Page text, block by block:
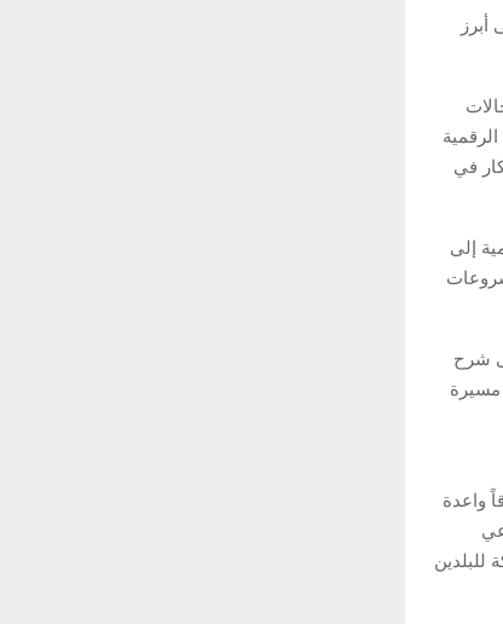
أبرز
في
إلى
شرح
مسيرة
واعدة
للبلدين